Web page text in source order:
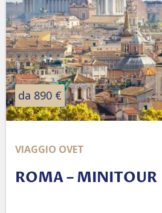
da 890 €
VIAGGIO OVET
ROMA – MINITOUR